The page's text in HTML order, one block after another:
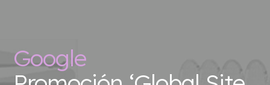
Google